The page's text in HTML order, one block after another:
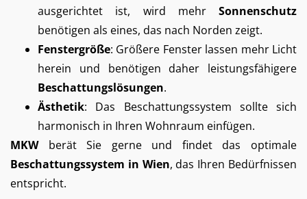
ausgerichtet ist, wird mehr Sonnenschutz
benötigen als eines, das nach Norden zeigt.
Fenstergröße: Größere Fenster lassen mehr Licht
herein und benötigen daher leistungsfähigere
Beschattungslösungen.
Ästhetik: Das Beschattungssystem sollte sich
harmonisch in Ihren Wohnraum einfügen.
MKWberät Sie gerne und findet das optimale
Beschattungssystem in Wien, das Ihren Bedürfnissen
entspricht.